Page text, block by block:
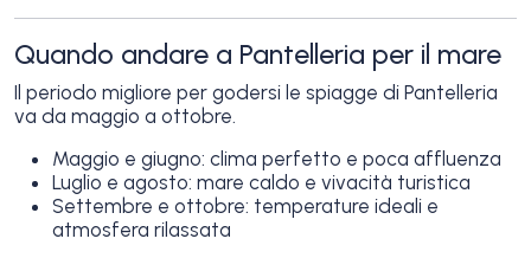
Quando andare a Pantelleria per il mare
Il periodo migliore per godersi le spiagge di Pantelleria
va da maggio a ottobre.
Maggio e giugno: clima perfetto e poca affluenza
Luglio e agosto: mare caldo e vivacità turistica
Settembre e ottobre: temperature ideali e
atmosfera rilassata